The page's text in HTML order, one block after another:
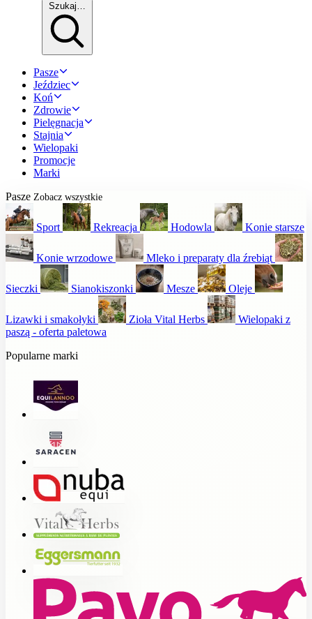
Szukaj…
Pasze
Jeździec
Koń
Zdrowie
Pielęgnacja
Stajnia
Wielopaki
Promocje
Marki
Pasze Zobacz wszystkie
Sport Rekreacja Hodowla Konie starsze
Konie wrzodowe Mleko i preparaty dla źrebiąt
Sieczki Sianokiszonki Mesze Oleje
Lizawki i smakołyki Zioła Vital Herbs
Wielopaki z
paszą - oferta paletowa
Popularne marki